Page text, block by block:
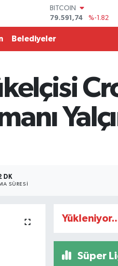
79.591,74
DOLAR
EURO
G.ALTIN
6862,09000
%0.19
BİST100
14.598,00
%0
Belediyeler
DK
SÜRESI
Süper